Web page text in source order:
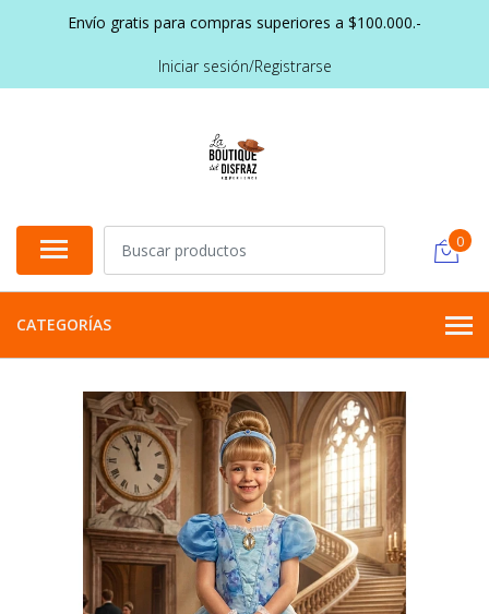
Envío gratis para compras superiores a $100.000.-
Iniciar sesión/Registrarse
0
CATEGORÍAS